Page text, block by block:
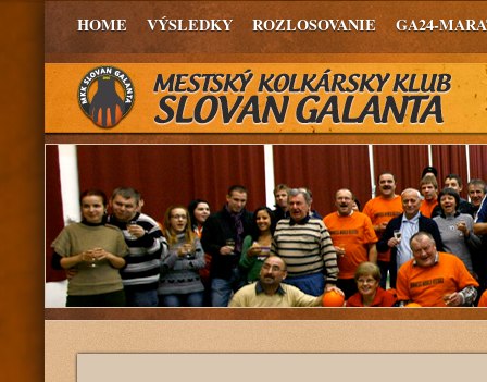
HOME VÝSLEDKY ROZLOSOVANIE GA24-